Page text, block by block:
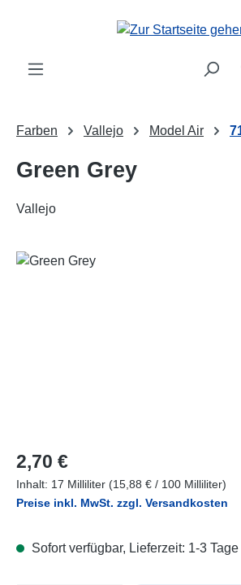
Zum Hauptinhalt springen
Farben Vallejo Model Air
Green Grey
Vallejo
Bildergalerie überspringen
Regulärer Preis:
2,70 €
Inhalt: 17 Milliliter (15,88 € / 100 Milliliter)
Preise inkl. MwSt. zzgl. Versandkosten
Sofort verfügbar, Lieferzeit: 1-3 Tage